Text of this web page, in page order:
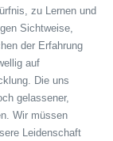
zu Lernen und
Sichtweise,
der Erfahrung
auf
Die uns
gelassener,
Wir müssen
Leidenschaft